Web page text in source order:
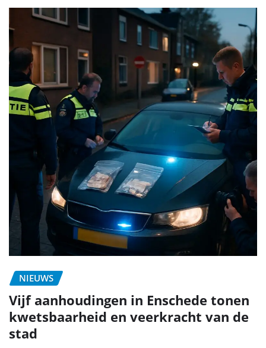
NIEUWS
Vijf aanhoudingen in Enschede tonen
kwetsbaarheid en veerkracht van de
stad